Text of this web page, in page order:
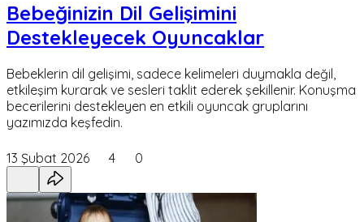
Bebeğinizin Dil Gelişimini
Destekleyecek Oyuncaklar
Bebeklerin dil gelişimi, sadece kelimeleri duymakla değil,
etkileşim kurarak ve sesleri taklit ederek şekillenir. Konuşma
becerilerini destekleyen en etkili oyuncak gruplarını
yazımızda keşfedin.
13 Şubat 2026 4 0